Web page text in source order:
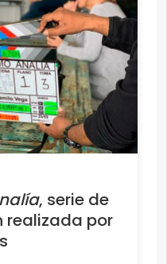
, serie de
realizada por